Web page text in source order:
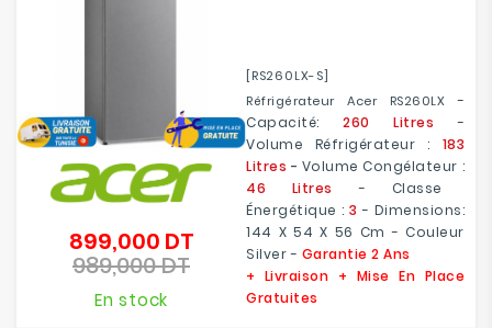
[RS260LX-S]
Réfrigérateur Acer RS260LX-
Capacité: 260 Litres -
Volume Réfrigérateur : 183
Litres - Volume Congélateur :
46 Litres
- Classe
Énergétique : 3 - Dimensions:
144 X 54 X 56 Cm - Couleur
Silver - Garantie 2 Ans
+ Livraison + Mise En Place
Gratuites
899,000 DTPrix
989,000 DTPrix
En stock